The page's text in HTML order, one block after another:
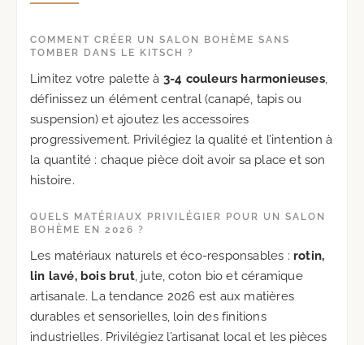
COMMENT CRÉER UN SALON BOHÈME SANS
TOMBER DANS LE KITSCH ?
Limitez votre palette à 3-4 couleurs harmonieuses,
définissez un élément central (canapé, tapis ou
suspension) et ajoutez les accessoires
progressivement. Privilégiez la qualité et l’intention à
la quantité : chaque pièce doit avoir sa place et son
histoire.
QUELS MATÉRIAUX PRIVILÉGIER POUR UN SALON
BOHÈME EN 2026 ?
Les matériaux naturels et éco-responsables : rotin,
lin lavé, bois brut, jute, coton bio et céramique
artisanale. La tendance 2026 est aux matières
durables et sensorielles, loin des finitions
industrielles. Privilégiez l’artisanat local et les pièces